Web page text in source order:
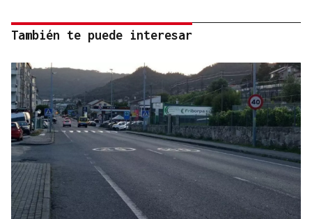
También te puede interesar